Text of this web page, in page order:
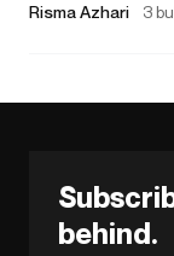
Risma Azhari 3
behind.